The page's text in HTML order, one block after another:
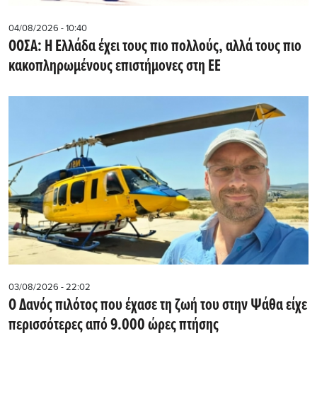
04/08/2026 - 10:40
ΟΟΣΑ: Η Ελλάδα έχει τους πιο πολλούς, αλλά τους πιο
κακοπληρωμένους επιστήμονες στη ΕΕ
03/08/2026 - 22:02
Ο Δανός πιλότος που έχασε τη ζωή του στην Ψάθα είχε
περισσότερες από 9.000 ώρες πτήσης